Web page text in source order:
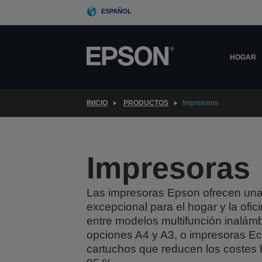
ESPAÑOL
HOGAR
INICIO PRODUCTOS Impresoras
Impresoras
Las impresoras Epson ofrecen
excepcional para el hogar y la
entre modelos multifunción
opciones A4 y A3, o impresoras
cartuchos que reducen los costes